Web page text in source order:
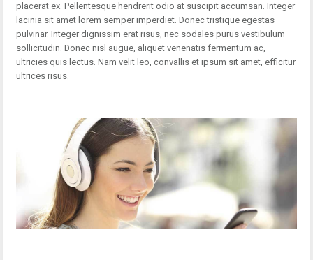
placerat ex. Pellentesque hendrerit odio at suscipit accumsan. Integer
lacinia sit amet lorem semper imperdiet. Donec tristique egestas
pulvinar. Integer dignissim erat risus, nec sodales purus vestibulum
sollicitudin. Donec nisl augue, aliquet venenatis fermentum ac,
ultricies quis lectus. Nam velit leo, convallis et ipsum sit amet, efficitur
ultrices risus.